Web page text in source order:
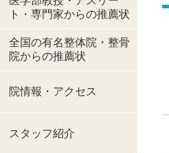
ト・専門家からの推薦状
全国の有名整体院・整骨
院からの推薦状
院情報・アクセス
スタッフ紹介